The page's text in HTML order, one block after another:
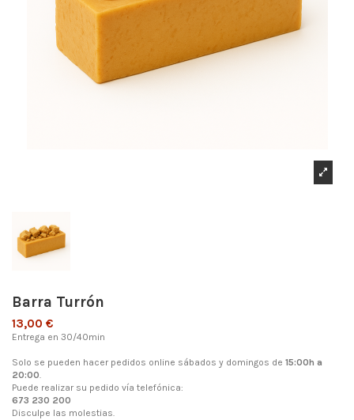
Barra Turrón
13,00 €
Entrega en 30/40min
Solo se pueden hacer pedidos online sábados y domingos de 15:00h a
20:00.
Puede realizar su pedido vía telefónica:
673 230 200
Disculpe las molestias.